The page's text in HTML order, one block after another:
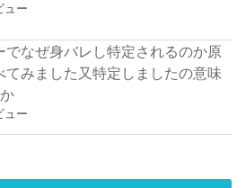
ュー
でなぜ身バレし特定されるのか原
てみました又特定しましたの意味
ュー